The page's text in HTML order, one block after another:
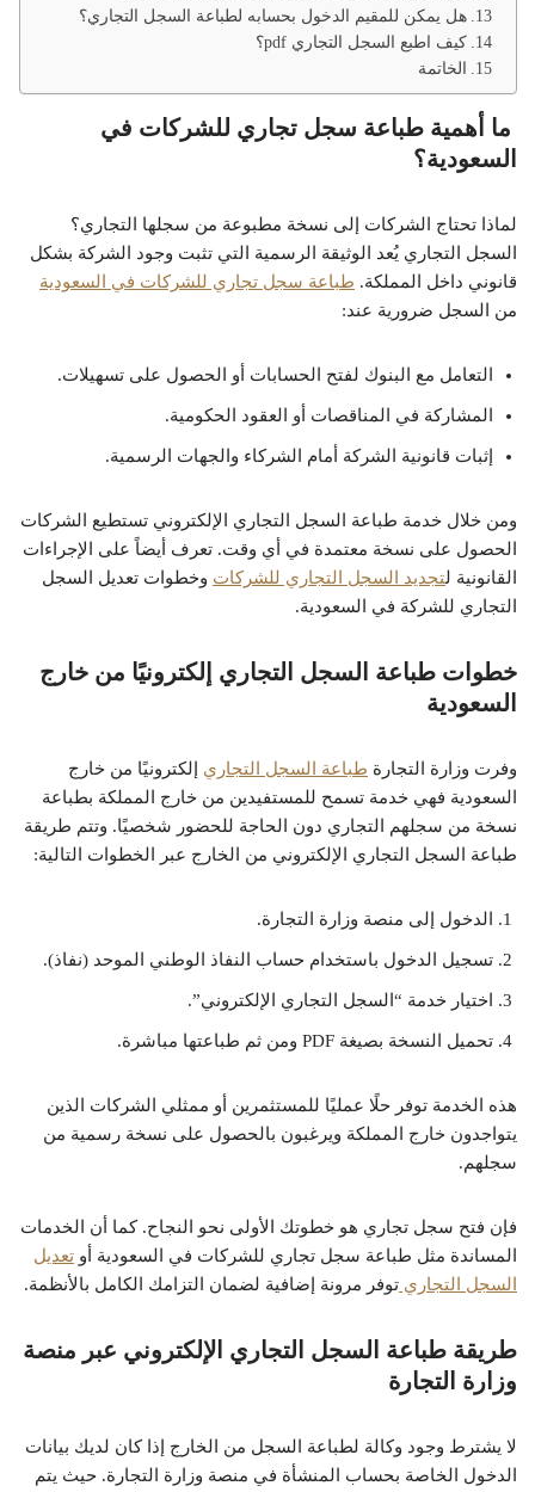
هل يمكن للمقيم الدخول بحسابه لطباعة السجل التجاري؟
كيف اطبع السجل التجاري pdf؟
الخاتمة
ما أهمية طباعة سجل تجاري للشركات في
السعودية؟
لماذا تحتاج الشركات إلى نسخة مطبوعة من سجلها التجاري؟
السجل التجاري يُعد الوثيقة الرسمية التي تثبت وجود الشركة بشكل
قانوني داخل المملكة. طباعة سجل تجاري للشركات في السعودية
من السجل ضرورية عند:
التعامل مع البنوك لفتح الحسابات أو الحصول على تسهيلات.
المشاركة في المناقصات أو العقود الحكومية.
إثبات قانونية الشركة أمام الشركاء والجهات الرسمية.
ومن خلال خدمة طباعة السجل التجاري الإلكتروني تستطيع الشركات
الحصول على نسخة معتمدة في أي وقت. تعرف أيضاً على الإجراءات
القانونية لتجديد السجل التجاري للشركات وخطوات تعديل السجل
التجاري للشركة في السعودية.
خطوات طباعة السجل التجاري إلكترونيًا من خارج
السعودية
وفرت وزارة التجارة طباعة السجل التجاري إلكترونيًا من خارج
السعودية فهي خدمة تسمح للمستفيدين من خارج المملكة بطباعة
نسخة من سجلهم التجاري دون الحاجة للحضور شخصيًا. وتتم طريقة
طباعة السجل التجاري الإلكتروني من الخارج عبر الخطوات التالية:
الدخول إلى منصة وزارة التجارة.
تسجيل الدخول باستخدام حساب النفاذ الوطني الموحد (نفاذ).
اختيار خدمة “السجل التجاري الإلكتروني”.
تحميل النسخة بصيغة PDF ومن ثم طباعتها مباشرة.
هذه الخدمة توفر حلًا عمليًا للمستثمرين أو ممثلي الشركات الذين
يتواجدون خارج المملكة ويرغبون بالحصول على نسخة رسمية من
سجلهم.
فإن فتح سجل تجاري هو خطوتك الأولى نحو النجاح. كما أن الخدمات
المساندة مثل طباعة سجل تجاري للشركات في السعودية أو تعديل
السجل التجاري توفر مرونة إضافية لضمان التزامك الكامل بالأنظمة.
طريقة طباعة السجل التجاري الإلكتروني عبر منصة
وزارة التجارة
لا يشترط وجود وكالة لطباعة السجل من الخارج إذا كان لديك بيانات
الدخول الخاصة بحساب المنشأة في منصة وزارة التجارة. حيث يتم